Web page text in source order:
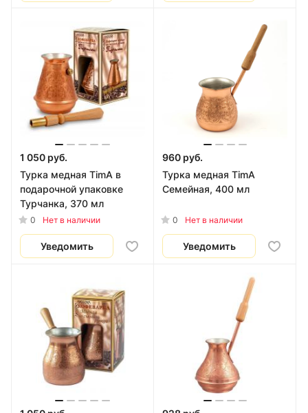
1 050 руб.
Турка медная TimA в
подарочной упаковке
Турчанка, 370 мл
0 Нет в наличии
Уведомить
960 руб.
Турка медная TimA
Семейная, 400 мл
0 Нет в наличии
Уведомить